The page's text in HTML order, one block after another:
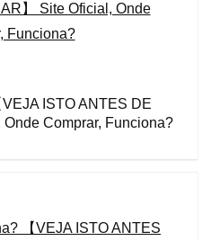
ISTO ANTES DE
Comprar, Funciona?